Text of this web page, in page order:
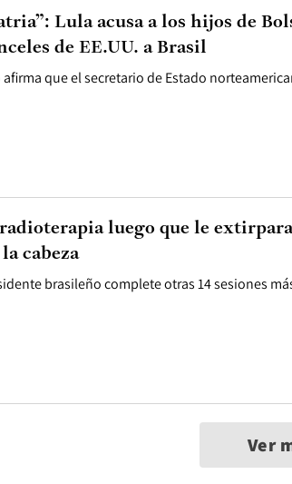
que el secretario de Estado
Lula acusa a los hijos de
de EE.UU. a Brasil
brasileño complete otras 14 sesiones
luego que le
cabeza
Ver